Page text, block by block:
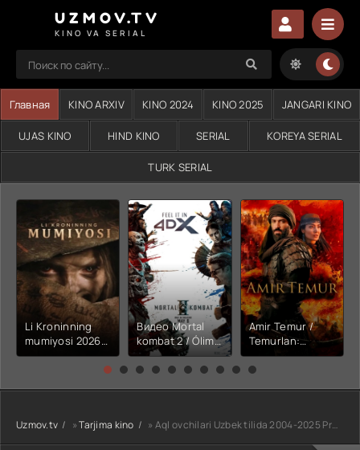
UZMOV.TV
KINO VA SERIAL
Главная KINO ARXIV KINO 2024 KINO 2025 JANGARI KINO
UJAS KINO HIND KINO SERIAL KOREYA SERIAL
TURK SERIAL
Li Kroninning
mumiyosi 2026
(uzbek tilida
kino) tarjima HD
Видео Mortal
kombat 2 / Ólim
jangi 2 (2026)
Uzbek tilida
Amir Temur /
Temurlan:
Fathchining
yuksalishi
tarjima kino Full
HD tas-ix
Uzmov.tv »Tarjima kino » Aql ovchilari Uzbek tilida 2004-2025 Premyera O'zbekcha tarjima kino HD Skachat